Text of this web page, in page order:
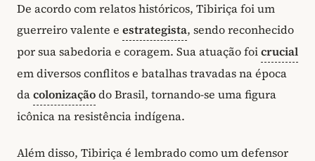
De acordo com relatos históricos, Tibiriça foi um
guerreiro valente e estrategista, sendo reconhecido
por sua sabedoria e coragem. Sua atuação foicrucial
em diversos conflitos e batalhas travadas na época
dacolonizaçãodo Brasil, tornando-se uma figura
icônica na resistência indígena.
Além disso, Tibiriça é lembrado como um defensor